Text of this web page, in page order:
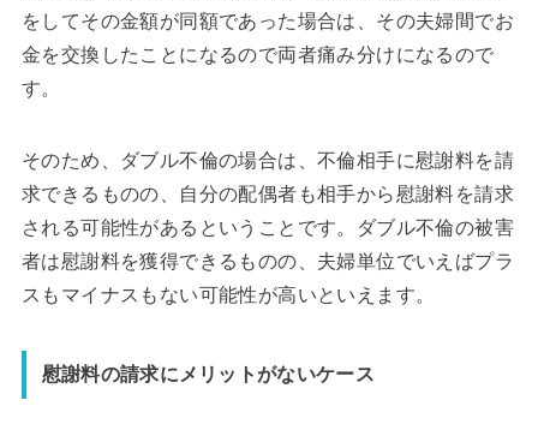
をしてその金額が同額であった場合は、その夫婦間でお
金を交換したことになるので両者痛み分けになるので
す。
そのため、ダブル不倫の場合は、不倫相手に慰謝料を請
求できるものの、自分の配偶者も相手から慰謝料を請求
される可能性があるということです。ダブル不倫の被害
者は慰謝料を獲得できるものの、夫婦単位でいえばプラ
スもマイナスもない可能性が高いといえます。
慰謝料の請求にメリットがないケース